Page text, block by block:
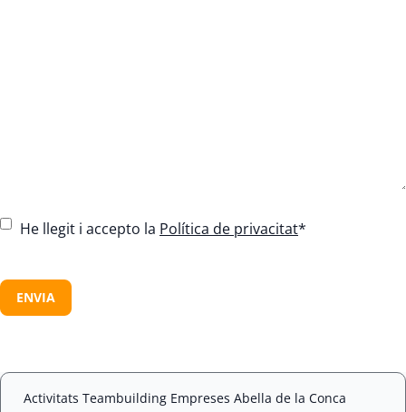
C
s
e
*
He llegit i accepto la Política de privacitat*
A
P
H
Activitats Teambuilding Empreses Abella de la Conca